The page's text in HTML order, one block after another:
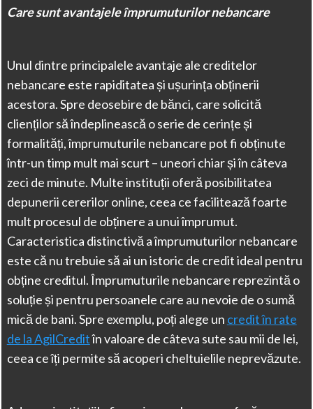
Care sunt avantajele împrumuturilor nebancare
Unul dintre principalele avantaje ale creditelor
nebancare este rapiditatea și ușurința obținerii
acestora. Spre deosebire de bănci, care solicită
clienților să îndeplinească o serie de cerințe și
formalități, împrumuturile nebancare pot fi obținute
într-un timp mult mai scurt – uneori chiar și în câteva
zeci de minute. Multe instituții oferă posibilitatea
depunerii cererilor online, ceea ce facilitează foarte
mult procesul de obținere a unui împrumut.
Caracteristica distinctivă a împrumuturilor nebancare
este că nu trebuie să ai un istoric de credit ideal pentru
obține creditul. Împrumuturile nebancare reprezintă o
soluție și pentru persoanele care au nevoie de o sumă
mică de bani. Spre exemplu, poți alege un credit în rate
de la AgilCreditîn valoare de câteva sute sau mii de lei,
ceea ce îți permite să acoperi cheltuielile neprevăzute.